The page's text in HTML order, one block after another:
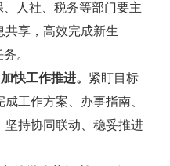
、人社、税务等部门要主
共享，高效完成新生
。
快工作推进。 紧盯目标
工作方案、办事指南、
坚持协同联动、稳妥推进